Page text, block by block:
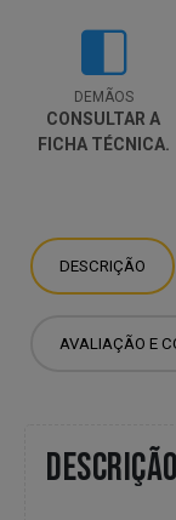
DEMÃOS
CONSULTAR A
FICHA TÉCNICA.
DESCRIÇÃO
AVALIAÇÃO E
DESCRIÇÃO